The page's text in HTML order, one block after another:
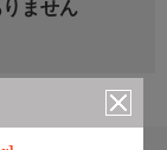
ません